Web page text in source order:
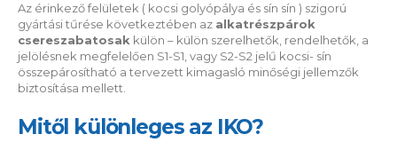
Az érinkező felületek ( kocsi golyópálya és sín sín ) szigorú
gyártási tűrése következtében az alkatrészpárok
csereszabatosak külön – külön szerelhetők, rendelhetők, a
jelölésnek megfelelően S1-S1, vagy S2-S2 jelű kocsi- sín
összepárosítható a tervezett kimagasló minőségi jellemzők
biztosítása mellett.
Mitől különleges az IKO?